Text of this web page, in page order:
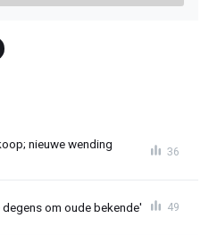
nieuwe wending
36
om oude bekende' 49